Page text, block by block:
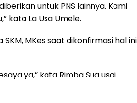
untuk PNS lainnya. Kami
kata La Usa Umele.
MKes saat dikonfirmasi hal ini
ya,” kata Rimba Sua usai